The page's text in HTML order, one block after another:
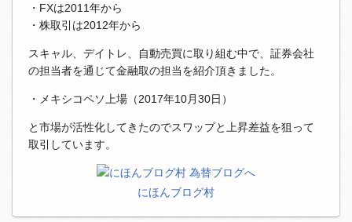
・FXは2011年から
・株取引は2012年から
スキャル、デイトレ、自動売買に取り組む中で、証券会社
の担当者を通じて金融取の担当を紹介頂きました。
・メキシコペソ上場（2017年10月30日）
と市場が活性化してきたのでスワップと上昇差益を狙って
取引しています。
にほんブログ村